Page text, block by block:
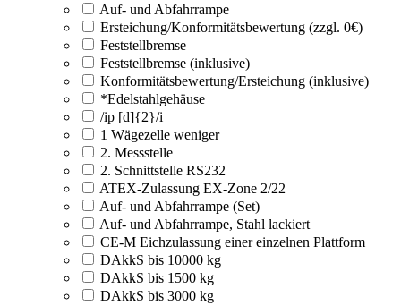
Auf- und Abfahrrampe
Ersteichung/Konformitätsbewertung (zzgl. 0€)
Feststellbremse
Feststellbremse (inklusive)
Konformitätsbewertung/Ersteichung (inklusive)
*Edelstahlgehäuse
/ip [d]{2}/i
1 Wägezelle weniger
2. Messstelle
2. Schnittstelle RS232
ATEX-Zulassung EX-Zone 2/22
Auf- und Abfahrrampe (Set)
Auf- und Abfahrrampe, Stahl lackiert
CE-M Eichzulassung einer einzelnen Plattform
DAkkS bis 10000 kg
DAkkS bis 1500 kg
DAkkS bis 3000 kg